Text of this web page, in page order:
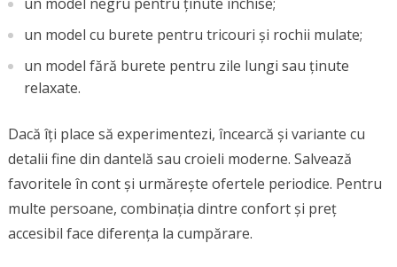
un model cu burete pentru tricouri și rochii mulate;
un model fără burete pentru zile lungi sau ținute
relaxate.
Dacă îți place să experimentezi, încearcă și variante cu
detalii fine din dantelă sau croieli moderne. Salvează
favoritele în cont și urmărește ofertele periodice. Pentru
multe persoane, combinația dintre confort și preț
accesibil face diferența la cumpărare.